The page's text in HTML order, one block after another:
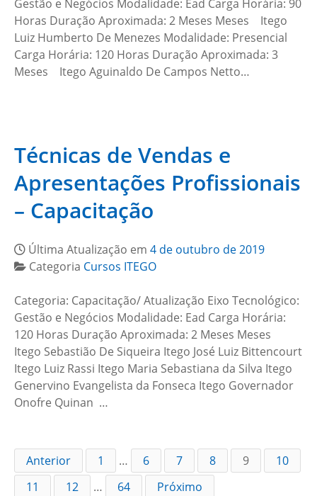
Gestão e Negócios Modalidade: Ead Carga Horária: 90
Horas Duração Aproximada: 2 Meses Meses Itego
Luiz Humberto De Menezes Modalidade: Presencial
Carga Horária: 120 Horas Duração Aproximada: 3
Meses Itego Aguinaldo De Campos Netto…
Técnicas de Vendas e
Apresentações Profissionais
– Capacitação
Última Atualização em 4 de outubro de 2019
Categoria Cursos ITEGO
Categoria: Capacitação/ Atualização Eixo Tecnológico:
Gestão e Negócios Modalidade: Ead Carga Horária:
120 Horas Duração Aproximada: 2 Meses Meses
Itego Sebastião De Siqueira Itego José Luiz Bittencourt
Itego Luiz Rassi Itego Maria Sebastiana da Silva Itego
Genervino Evangelista da Fonseca Itego Governador
Onofre Quinan …
Anterior 1 … 6 7 8 9
10
11
12 … 64 Próximo